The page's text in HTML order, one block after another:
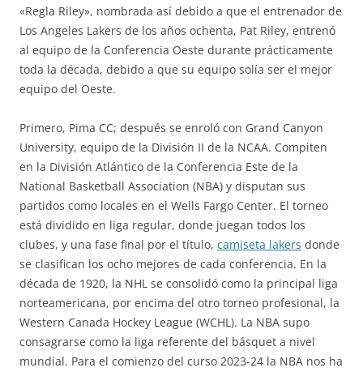
«Regla Riley», nombrada así debido a que el entrenador de
Los Angeles Lakers de los años ochenta, Pat Riley, entrenó
al equipo de la Conferencia Oeste durante prácticamente
toda la década, debido a que su equipo solía ser el mejor
equipo del Oeste.
Primero, Pima CC; después se enroló con Grand Canyon
University, equipo de la División II de la NCAA. Compiten
en la División Atlántico de la Conferencia Este de la
National Basketball Association (NBA) y disputan sus
partidos como locales en el Wells Fargo Center. El torneo
está dividido en liga regular, donde juegan todos los
clubes, y una fase final por el título, camiseta lakers donde
se clasifican los ocho mejores de cada conferencia. En la
década de 1920, la NHL se consolidó como la principal liga
norteamericana, por encima del otro torneo profesional, la
Western Canada Hockey League (WCHL). La NBA supo
consagrarse como la liga referente del básquet a nivel
mundial. Para el comienzo del curso 2023-24 la NBA nos ha